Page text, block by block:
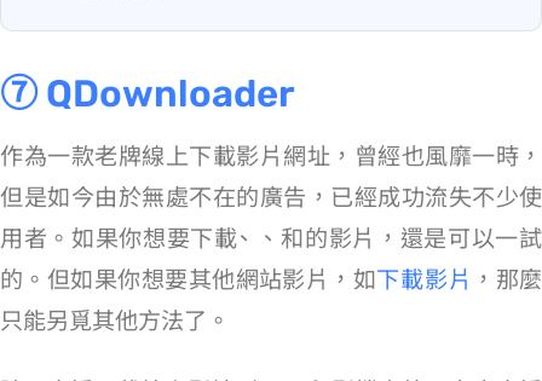
⑦ QDownloader
作為一款老牌線上下載影片網址，曾經也風靡一時，
但是如今由於無處不在的廣告，已經成功流失不少使
用者。如果你想要下載 YouTube、Facebook、Instagram 和 Twitter 的影片，還是可以一試
的。但如果你想要其他網站影片，如下載 Threads 影片 ，那麼
只能另覓其他方法了。